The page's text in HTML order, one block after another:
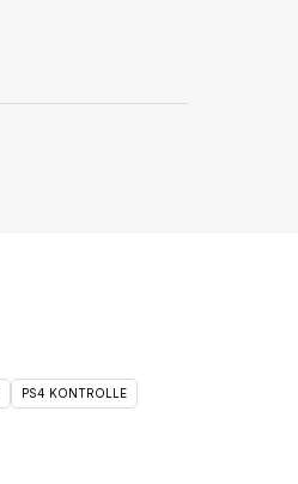
PS4 KONTROLLE